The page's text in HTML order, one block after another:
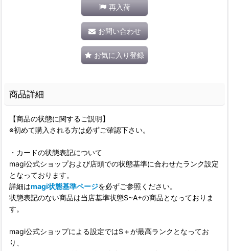
再入荷
お問い合わせ
お気に入り登録
商品詳細
【商品の状態に関するご説明】
※初めて購入される方は必ずご確認下さい。
・カードの状態表記について
magi公式ショップおよび店頭での状態基準に合わせたランク設定
となっております。
詳細はmagi状態基準ページを必ずご参照ください。
状態表記のない商品は当店基準状態S~A+の商品となっておりま
す。
magi公式ショップによる設定ではS＋が最高ランクとなってお
り、